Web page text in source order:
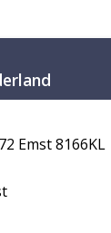
Emst 8166KL